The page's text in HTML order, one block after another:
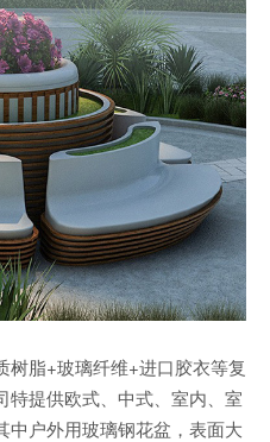
树脂+玻璃纤维+进口胶衣等复
特提供欧式、中式、室内、室
中户外用玻璃钢花盆，表面大